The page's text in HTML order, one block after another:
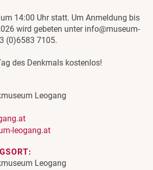
14:00 Uhr statt. Um Anmeldung bis
wird gebeten unter info@museum-
(0)6583 7105.
des Denkmals kostenlos!
Leogang
leogang.at
Leogang